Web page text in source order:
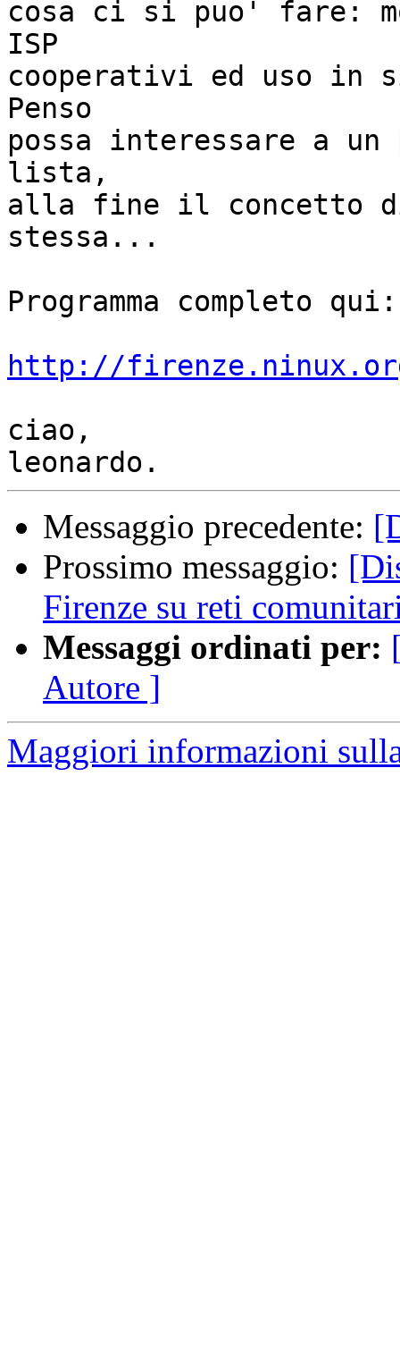
cosa ci si puo' fare:
ISP
cooperativi ed uso in
Penso
possa interessare a
lista,
alla fine il concetto
stessa...
Programma completo qui:
http://
ciao,
Messaggio precedente:
Prossimo messaggio:
Firenze su reti
Messaggi ordinati per:
Autore ]
Maggiori informazioni